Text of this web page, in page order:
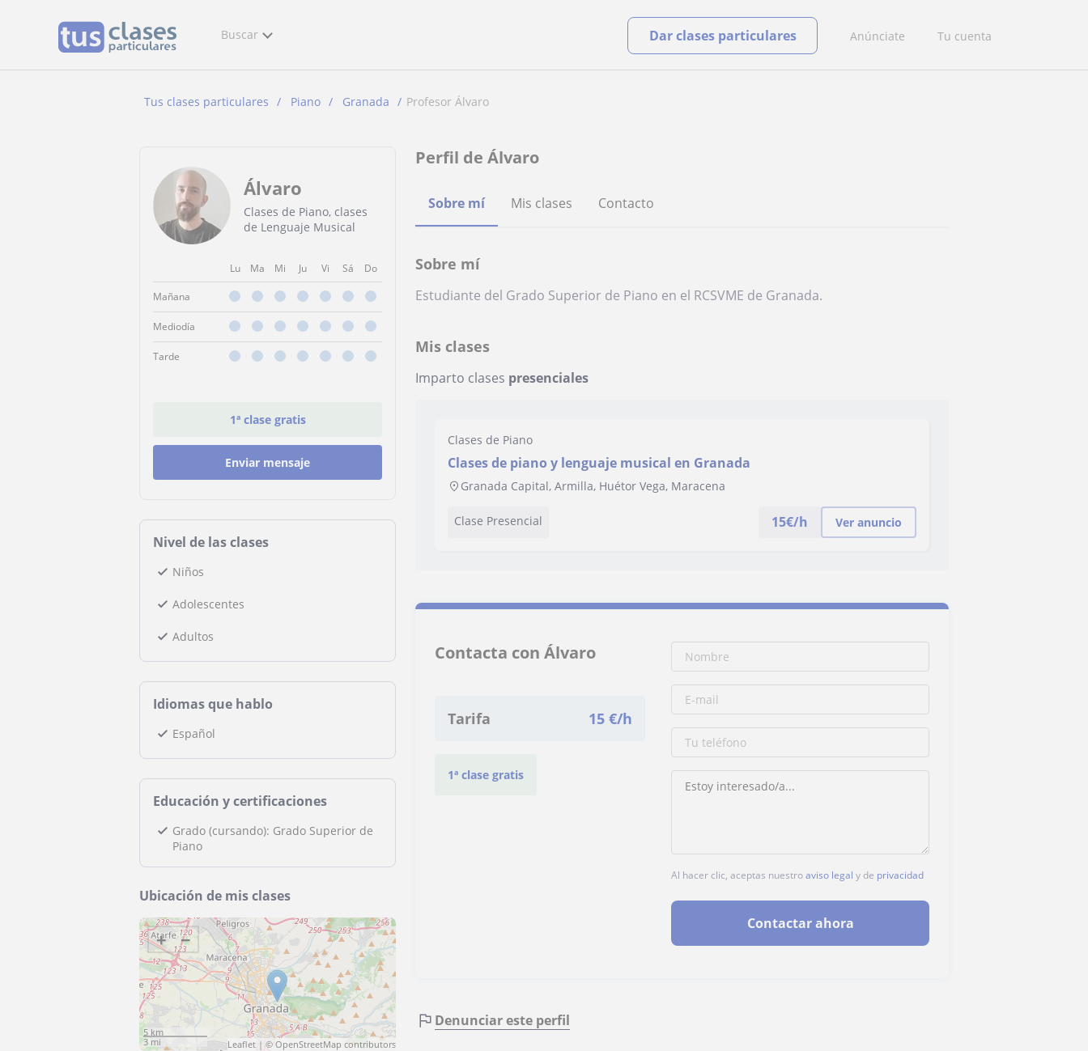
Buscar Anúnciate Tu cuenta
Dar clases particulares
Tus clases particulares Piano Granada Profesor Álvaro
Álvaro
Clases de Piano, clases
de Lenguaje Musical
Lu Ma Mi Ju Vi Sá Do
Mañana
Mediodía
Tarde
1ª clase gratis
Enviar mensaje
Nivel de las clases
Niños
Adolescentes
Adultos
Idiomas que hablo
Español
Educación y certificaciones
Grado (cursando): Grado Superior de
Piano
Ubicación de mis clases
+ −
5 km
3 mi
Leaflet| ©OpenStreetMap contributors
Perfil de Álvaro
Sobre mí Mis clases Contacto
Sobre mí
Estudiante del Grado Superior de Piano en el RCSVME de Granada.
Mis clases
Imparto clases presenciales
Clases de Piano
Clases de piano y lenguaje musical en Granada
Granada Capital, Armilla, Huétor Vega, Maracena
Clase Presencial 15€/h Ver anuncio
Contacta con Álvaro
Tarifa 15 €/h
1ª clase gratis
Al hacer clic, aceptas nuestroaviso legal y de privacidad
Contactar ahora
Denunciar este perfil